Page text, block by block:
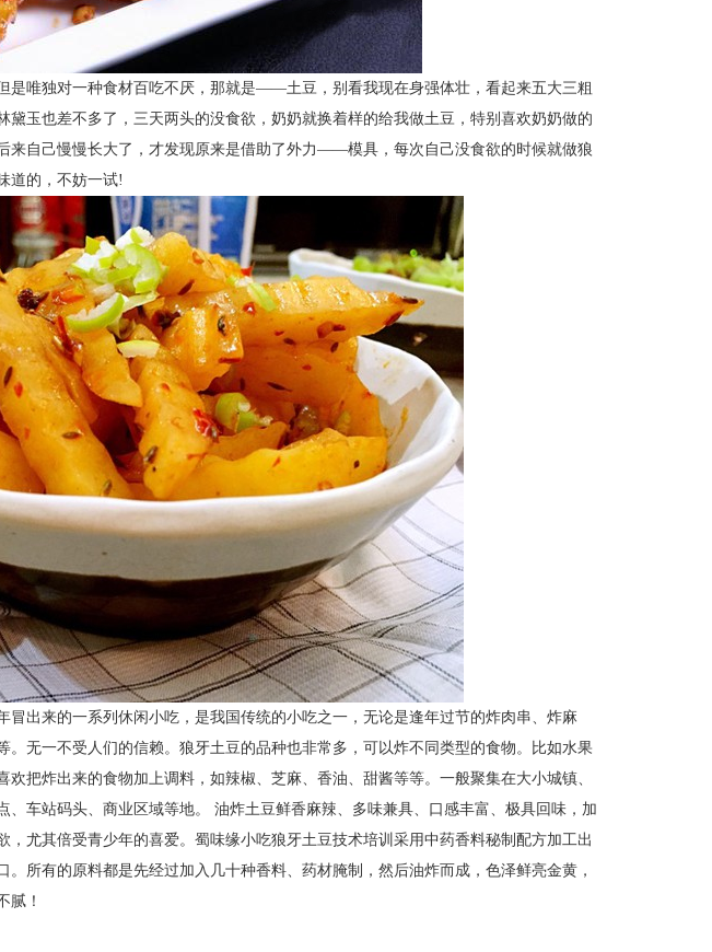
是唯独对一种食材百吃不厌，那就是——土豆，别看我现在身强体壮，看起来五大三粗
玉也差不多了，三天两头的没食欲，奶奶就换着样的给我做土豆，特别喜欢奶奶做的
来自己慢慢长大了，才发现原来是借助了外力——模具，每次自己没食欲的时候就做狼
道的，不妨一试!
冒出来的一系列休闲小吃，是我国传统的小吃之一，无论是逢年过节的炸肉串、炸麻
无一不受人们的信赖。 狼牙土豆的品种也非常多，可以炸不同类型的食物。比如水果
把炸出来的食物加上调料，如辣椒、芝麻、香油、甜酱等等。一般聚集在大小城镇、
车站码头、商业区域等地。
油炸土豆鲜香麻辣、多味兼具、口感丰富、极具回味，加
尤其倍受青少年的喜爱。 蜀味缘小吃狼牙土豆技术培训 采用中药香料秘制配方加工出
所有的原料都是先经过加入几十种香料、药材腌制，然后油炸而成，色泽鲜亮金黄，
腻 ！